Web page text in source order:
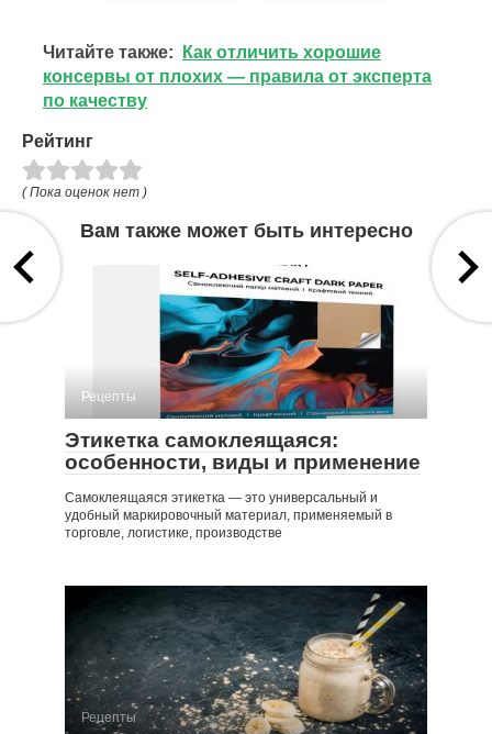
Читайте также:
Как отличить хорошие
консервы от плохих — правила от эксперта
по качеству
Рейтинг
( Пока оценок нет )
Вам также может быть интересно
Рецепты
Этикетка самоклеящаяся:
особенности, виды и применение
Самоклеящаяся этикетка — это универсальный и
удобный маркировочный материал, применяемый в
торговле, логистике, производстве
Рецепты